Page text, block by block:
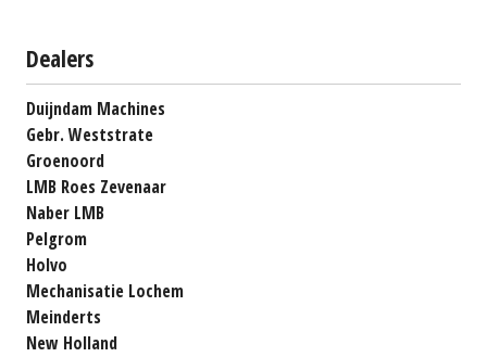
Dealers
Duijndam Machines
Gebr. Weststrate
Groenoord
LMB Roes Zevenaar
Naber LMB
Pelgrom
Holvo
Mechanisatie Lochem
Meinderts
New Holland